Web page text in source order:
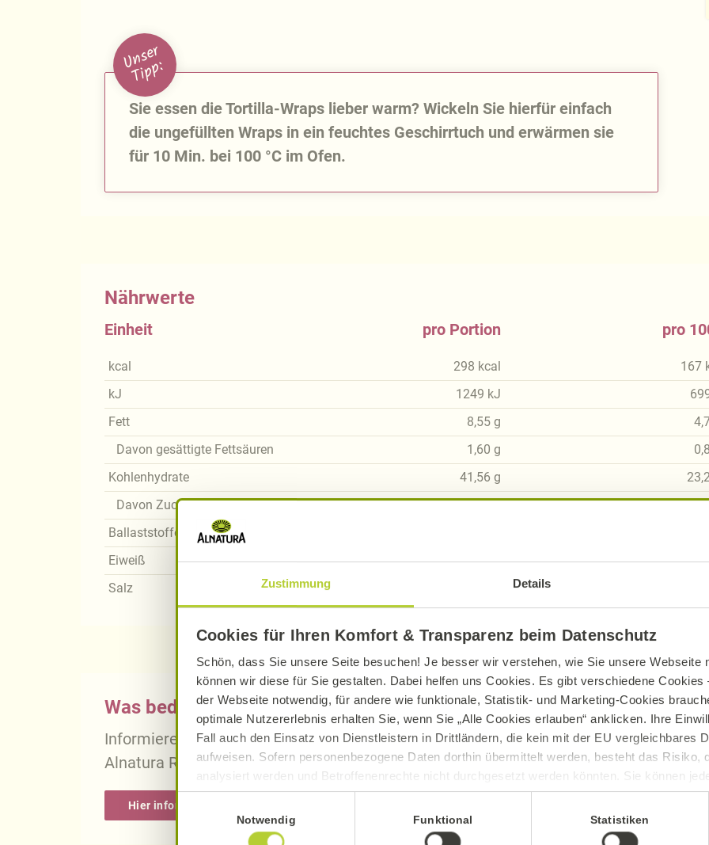
Zustimmung Details
Cookies für Ihren Komfort & Transparenz beim Datenschutz
Schön, dass Sie unsere Seite besuchen! Je besser wir verstehen, wie Sie unsere Webseite
können wir diese für Sie gestalten. Dabei helfen uns Cookies. Es gibt verschiedene Cookies
der Webseite notwendig, für andere wie funktionale, Statistik- und Marketing-Cookies
optimale Nutzererlebnis erhalten Sie, wenn Sie „Alle Cookies erlauben“ anklicken. Ihre
Fall auch den Einsatz von Dienstleistern in Drittländern, die kein mit der EU vergleichbares
aufweisen. Sofern personenbezogene Daten dorthin übermittelt werden, besteht das Risiko,
analysiert werden und Betroffenenrechte nicht durchgesetzt werden könnten. Sie können
Datenverarbeitung und -übermittlung widerrufen und Tools deaktivieren. Ausführliche
Datenschutzerklärung
Notwendig Funktional Statistiken
U
n
s
e
r
T
i
p
p
:
Sie essen die Tortilla-Wraps lieber warm? Wickeln Sie hierfür einfach
die ungefüllten Wraps in ein feuchtes Geschirrtuch und erwärmen sie
für 10 Min. bei 100 °C im Ofen.
Nährwerte
Einheit
kcal
kJ
Fett
Davon gesättigte Fettsäuren
Kohlenhydrate
Davon Zucker
Ballaststoffe
Eiweiß
Salz
pro Portion
298 kcal
1249 kJ
8,55 g
1,60 g
41,56 g
4,67g
9,70g
pro
167
Was bedeutet vegan, vegetarisch, gluten- und laktosefrei bei Alnatura
Informieren Sie sich über die genaue Erklärung der Kennzeichnung von veganen,
Alnatura Rezepten.
Hier informieren